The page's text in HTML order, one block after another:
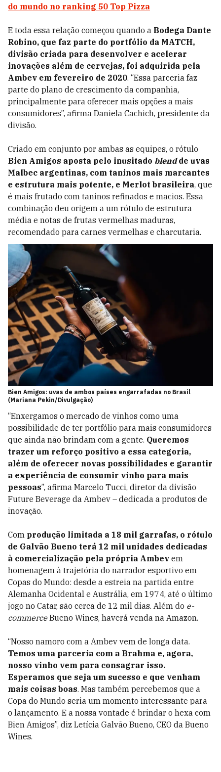
do mundo no ranking 50 Top Pizza
E toda essa relação começou quando a Bodega Dante
Robino, que faz parte do portfólio da MATCH,
divisão criada para desenvolver e acelerar
inovações além de cervejas, foi adquirida pela
Ambev em fevereiro de 2020. “Essa parceria faz
parte do plano de crescimento da companhia,
principalmente para oferecer mais opções a mais
consumidores”, afirma Daniela Cachich, presidente da
divisão.
Criado em conjunto por ambas as equipes, o rótulo
Bien Amigos aposta pelo inusitado blendde uvas
Malbec argentinas, com taninos mais marcantes
e estrutura mais potente, e Merlot brasileira, que
é mais frutado com taninos refinados e macios. Essa
combinação deu origem a um rótulo de estrutura
média e notas de frutas vermelhas maduras,
recomendado para carnes vermelhas e charcutaria.
Bien Amigos: uvas de ambos países engarrafadas no Brasil
(Mariana Pekin/Divulgação)
“Enxergamos o mercado de vinhos como uma
possibilidade de ter portfólio para mais consumidores
que ainda não brindam com a gente. Queremos
trazer um reforço positivo a essa categoria,
além de oferecer novas possibilidades e garantir
a experiência de consumir vinho para mais
pessoas”, afirma Marcelo Tucci, diretor da divisão
Future Beverage da Ambev – dedicada a produtos de
inovação.
Com produção limitada a 18 mil garrafas, o rótulo
de Galvão Bueno terá 12 mil unidades dedicadas
à comercialização pela própria Ambev em
homenagem à trajetória do narrador esportivo em
Copas do Mundo: desde a estreia na partida entre
Alemanha Ocidental e Austrália, em 1974, até o último
jogo no Catar, são cerca de 12 mil dias. Além do e-
commerceBueno Wines, haverá venda na Amazon.
“Nosso namoro com a Ambev vem de longa data.
Temos uma parceria com a Brahma e, agora,
nosso vinho vem para consagrar isso.
Esperamos que seja um sucesso e que venham
mais coisas boas. Mas também percebemos que a
Copa do Mundo seria um momento interessante para
o lançamento. E a nossa vontade é brindar o hexa com
Bien Amigos”, diz Letícia Galvão Bueno, CEO da Bueno
Wines.